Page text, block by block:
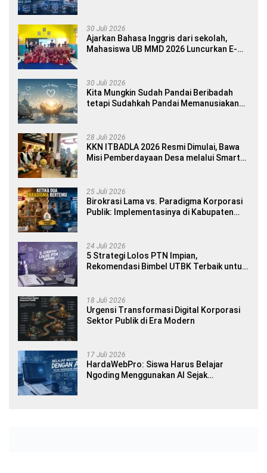
30 Juli 2026
Ajarkan Bahasa Inggris dari sekolah,
Mahasiswa UB MMD 2026 Luncurkan E-
30 Juli 2026
Kita Mungkin Sudah Pandai Beribadah
tetapi Sudahkah Pandai Memanusiakan
28 Juli 2026
KKN ITBADLA 2026 Resmi Dimulai, Bawa
Misi Pemberdayaan Desa melalui Smart
25 Juli 2026
Birokrasi Lama vs. Paradigma Korporasi
Publik: Implementasinya di Kabupaten
24 Juli 2026
5 Strategi Lolos PTN Impian,
Rekomendasi Bimbel UTBK Terbaik untuk
18 Juli 2026
Urgensi Transformasi Digital Korporasi
Sektor Publik di Era Modern
17 Juli 2026
HardaWebPro: Siswa Harus Belajar
Ngoding Menggunakan AI Sejak